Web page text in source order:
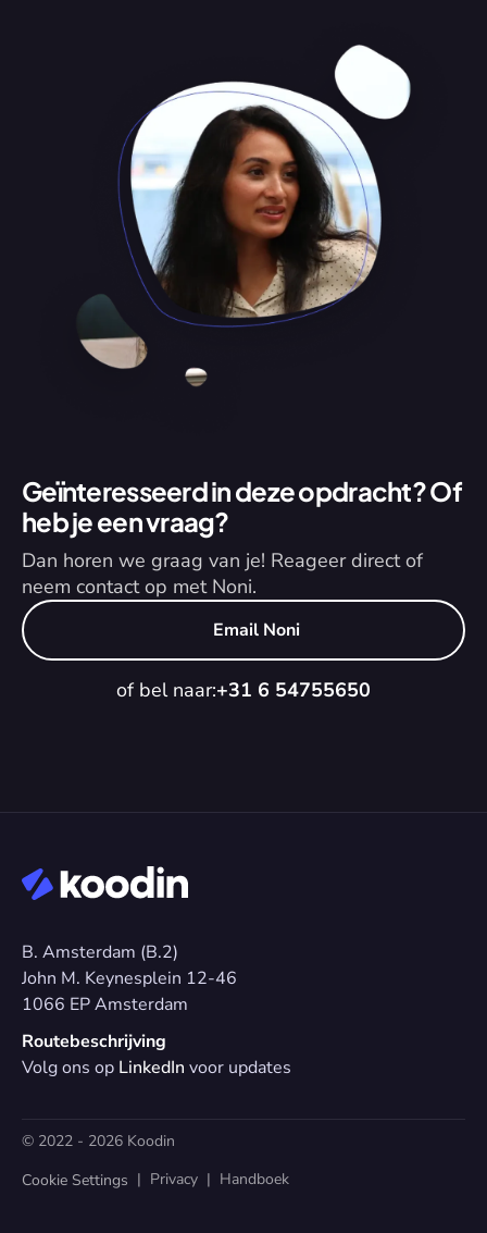
Geïnteresseerd in deze opdracht? Of
heb je een vraag?
Dan horen we graag van je! Reageer direct of
neem contact op met Noni.
Email Noni
of bel naar:+31 6 54755650
B. Amsterdam (B.2)
John M. Keynesplein 12-46
1066 EP Amsterdam
Routebeschrijving
Volg ons op LinkedIn voor updates
© 2022 - 2026 Koodin
Cookie Settings
  |
Privacy
  |
Handboek